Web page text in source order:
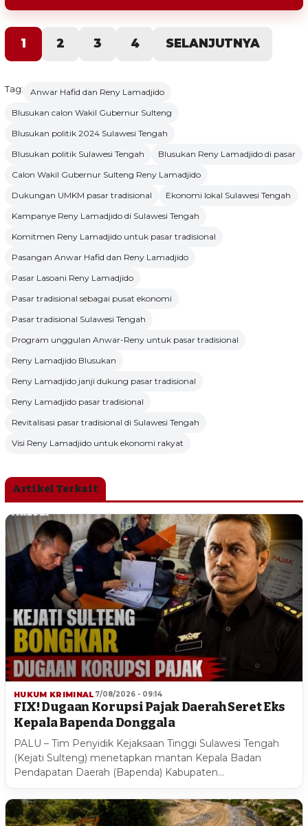
1 2 3 4 SELANJUTNYA
Tag:
Anwar Hafid dan Reny Lamadjido
Blusukan calon Wakil Gubernur Sulteng
Blusukan politik 2024 Sulawesi Tengah
Blusukan politik Sulawesi Tengah
Blusukan Reny Lamadjido di pasar
Calon Wakil Gubernur Sulteng Reny Lamadjido
Dukungan UMKM pasar tradisional
Ekonomi lokal Sulawesi Tengah
Kampanye Reny Lamadjido di Sulawesi Tengah
Komitmen Reny Lamadjido untuk pasar tradisional
Pasangan Anwar Hafid dan Reny Lamadjido
Pasar Lasoani Reny Lamadjido
Pasar tradisional sebagai pusat ekonomi
Pasar tradisional Sulawesi Tengah
Program unggulan Anwar-Reny untuk pasar tradisional
Reny Lamadjido Blusukan
Reny Lamadjido janji dukung pasar tradisional
Reny Lamadjido pasar tradisional
Revitalisasi pasar tradisional di Sulawesi Tengah
Visi Reny Lamadjido untuk ekonomi rakyat
Artikel Terkait
HUKUM KRIMINAL 7/08/2026 - 09:14
FIX! Dugaan Korupsi Pajak Daerah Seret Eks
Kepala Bapenda Donggala
PALU – Tim Penyidik Kejaksaan Tinggi Sulawesi Tengah
(Kejati Sulteng) menetapkan mantan Kepala Badan
Pendapatan Daerah (Bapenda) Kabupaten…